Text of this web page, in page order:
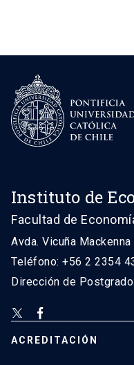
Instituto de
Facultad de
Avda. Vicuña
Teléfono: +56 2 2354
Dirección de
ACREDITACIÓN